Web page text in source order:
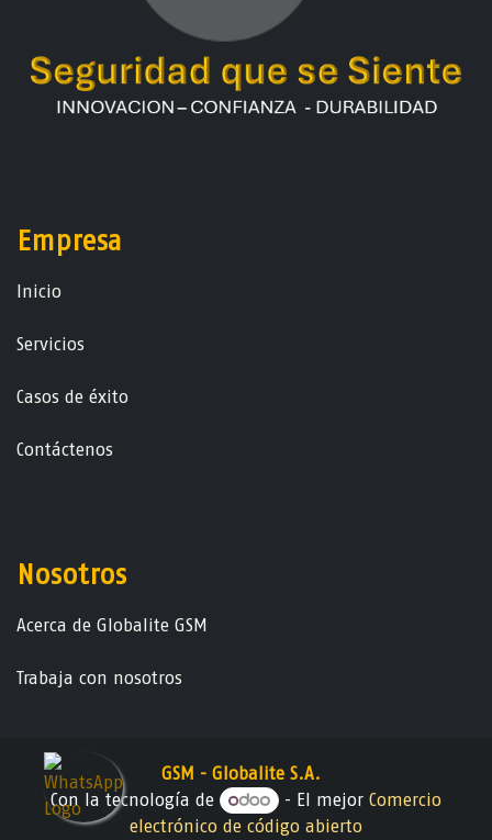
Empresa
Ini​ci​o
Servicios
Casos de éxito
Contáctenos
Nosotros
Acerca de Globalite GSM
Trabaja con nosotros
GSM - Globalite S.A.
Con la tecnología de
- El mejorComercio
electrónico de código abierto